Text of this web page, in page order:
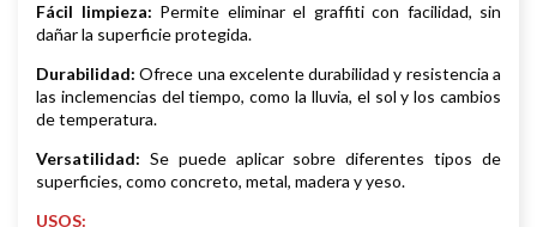
Fácil limpieza: Permite eliminar el graffiti con facilidad, sin
dañar la superficie protegida.
Durabilidad: Ofrece una excelente durabilidad y resistencia a
las inclemencias del tiempo, como la lluvia, el sol y los cambios
de temperatura.
Versatilidad: Se puede aplicar sobre diferentes tipos de
superficies, como concreto, metal, madera y yeso.
USOS: